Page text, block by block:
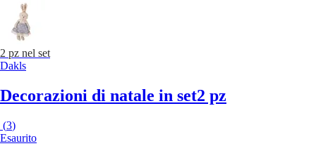
2 pz nel set
Dakls
Decorazioni di natale in set2 pz
(3)
Esaurito